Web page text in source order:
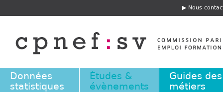
E
t
ê
e
Nous
Données
statistiques
Études &
évènements
Guides des
métiers